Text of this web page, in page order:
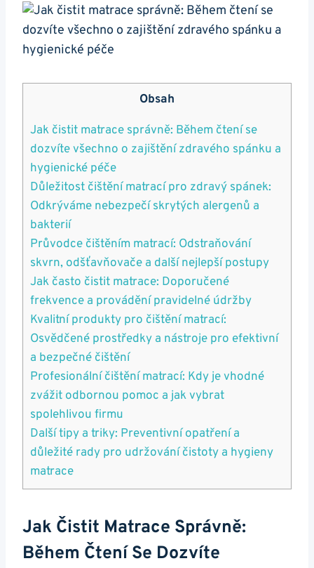
Obsah
Jak čistit matrace správně: Během čtení se
dozvíte všechno o zajištění zdravého spánku a
hygienické péče
Důležitost čištění matrací pro zdravý spánek:
Odkrýváme nebezpečí skrytých alergenů a
bakterií
Průvodce čištěním matrací: Odstraňování
skvrn, odšťavňovače a další nejlepší postupy
Jak často čistit matrace: Doporučené
frekvence a provádění pravidelné údržby
Kvalitní produkty pro čištění matrací:
Osvědčené prostředky a nástroje pro efektivní
a bezpečné čištění
Profesionální čištění matrací: Kdy je vhodné
zvážit odbornou pomoc a jak vybrat
spolehlivou firmu
Další tipy a triky: Preventivní opatření a
důležité rady pro udržování čistoty a hygieny
matrace
Jak Čistit Matrace Správně:
Během Čtení Se Dozvíte